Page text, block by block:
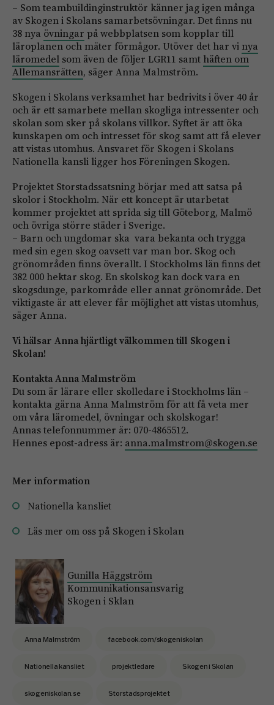
– Som teambuildinginstruktör känner jag igen många
av Skogen i Skolans samarbetsövningar. Det finns nu
38 nya övningar på webbplatsen som kopplar till
läroplanen och mäter förmågor. Utöver det har vi nya
läromedel som även de följer LGR11 samt häften om
Allemansrätten, säger Anna Malmström.
Skogen i Skolans verksamhet har bedrivits i över 40 år
och är ett samarbete mellan skogliga intressenter och
skolan som sker på skolans villkor. Syftet är att öka
kunskapen om och intresset för skog samt att få elever
att vistas utomhus. Ansvaret för Skogen i Skolans
Nationella kansli ligger hos Föreningen Skogen.
Projektet Storstadssatsning börjar med att satsa på
skolor i Stockholm. När ett koncept är utarbetat
kommer projektet att sprida sig till Göteborg, Malmö
och övriga större städer i Sverige.
– Barn och ungdomar ska vara bekanta och trygga
med sin egen skog oavsett var man bor. Skog och
grönområden finns överallt. I Stockholms län finns det
382 000 hektar skog. En skolskog kan dock vara en
skogsdunge, parkområde eller annat grönområde. Det
viktigaste är att elever får möjlighet att vistas utomhus,
säger Anna.
Vi hälsar Anna hjärtligt välkommen till Skogen i
Skolan!
Kontakta Anna Malmström
Du som är lärare eller skolledare i Stockholms län –
kontakta gärna Anna Malmström för att få veta mer
om våra läromedel, övningar och skolskogar!
Annas telefonnummer är: 070-4865512.
Hennes epost-adress är: anna.malmstrom@skogen.se
Mer information
Nationella kansliet
Läs mer om osspå Skogen i Skolan
Gunilla Häggström
Kommunikationsansvarig
Skogen i Sklan
Anna Malmström facebook.com/skogeniskolan
Nationella kansliet projektledare Skogen i Skolan
skogeniskolan.se Storstadsprojektet